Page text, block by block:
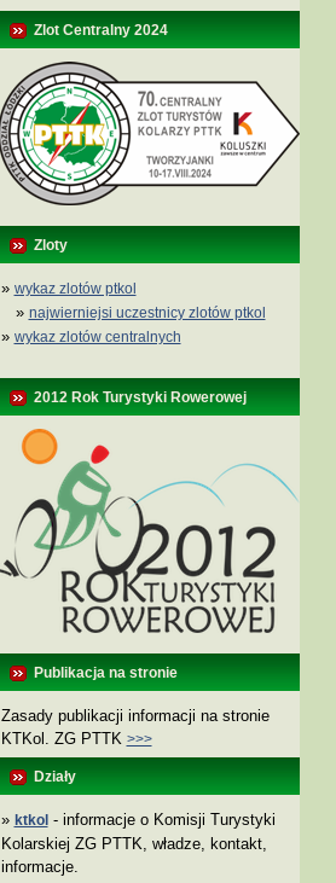
Zlot Centralny 2024
Zloty
» wykaz zlotów ptkol
» najwierniejsi uczestnicy zlotów ptkol
» wykaz zlotów centralnych
2012 Rok Turystyki Rowerowej
Publikacja na stronie
Zasady publikacji informacji na stronie
KTKol. ZG PTTK >>>
Działy
» ktkol- informacje o Komisji Turystyki
Kolarskiej ZG PTTK, władze, kontakt,
informacje.